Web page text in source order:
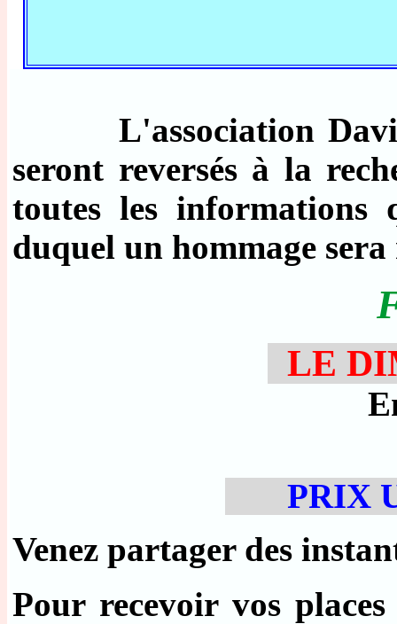
L'association
seront reversés à la
toutes les informations
duquel un hommage
LE
PRIX
Venez partager des
Pour recevoir vos